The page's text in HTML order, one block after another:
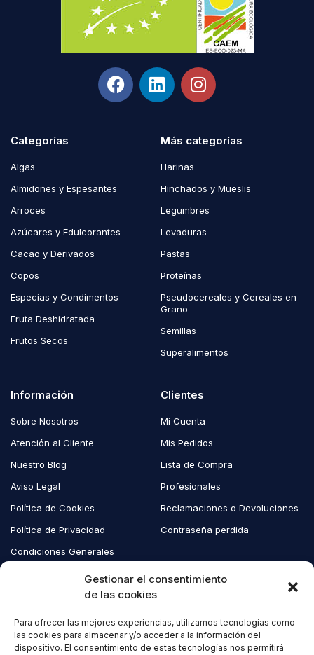
Gestionar el consentimiento
de las cookies
Para ofrecer las mejores experiencias, utilizamos tecnologías como
las cookies para almacenar y/o acceder a la información del
dispositivo. El consentimiento de estas tecnologías nos permitirá
Categorías
Algas
Almidones y Espesantes
Arroces
Azúcares y Edulcorantes
Cacao y Derivados
Copos
Especias y Condimentos
Fruta Deshidratada
Frutos Secos
Más categorías
Harinas
Hinchados y Mueslis
Legumbres
Levaduras
Pastas
Proteínas
Pseudocereales y Cereales en
Grano
Semillas
Superalimentos
Información
Sobre Nosotros
Atención al Cliente
Nuestro Blog
Aviso Legal
Política de Cookies
Política de Privacidad
Condiciones Generales
Clientes
Mi Cuenta
Mis Pedidos
Lista de Compra
Profesionales
Reclamaciones o Devoluciones
Contraseña perdida
Copyright © 2023 EcoAndes. Todos los derechos reservados.